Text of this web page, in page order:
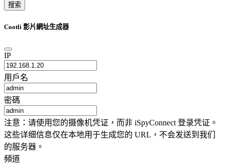
搜索
Cootli 影片網址生成器
IP
用戶名
密碼
注意：请使用您的摄像机凭证，而非 iSpyConnect 登录凭证。
这些详细信息仅在本地用于生成您的 URL，不会发送到我们
的服务器。
頻道